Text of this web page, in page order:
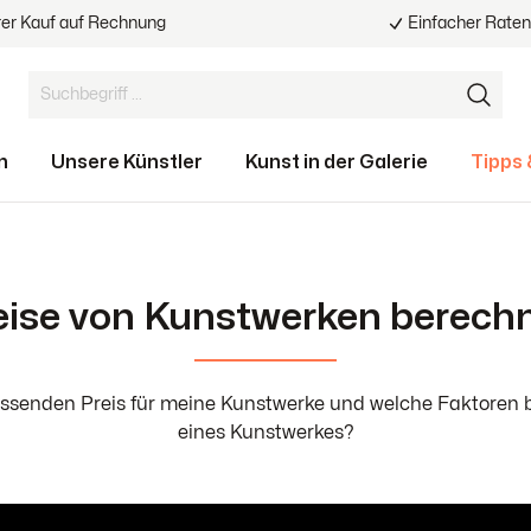
Kauf auf Rechnung Einfacher
Unsere Künstler Kunst in der Galerie Tipps
Von 100 bis 500 €
3000 €
Virtueller Mietplan
Neuzugänge
reparieren
Verzogene Keilrahmen
selber
Erfolgreiches
Referenzen
von Kunstwerken
Preis für meine Kunstwerke und welche Faktoren
eines Kunstwerkes?